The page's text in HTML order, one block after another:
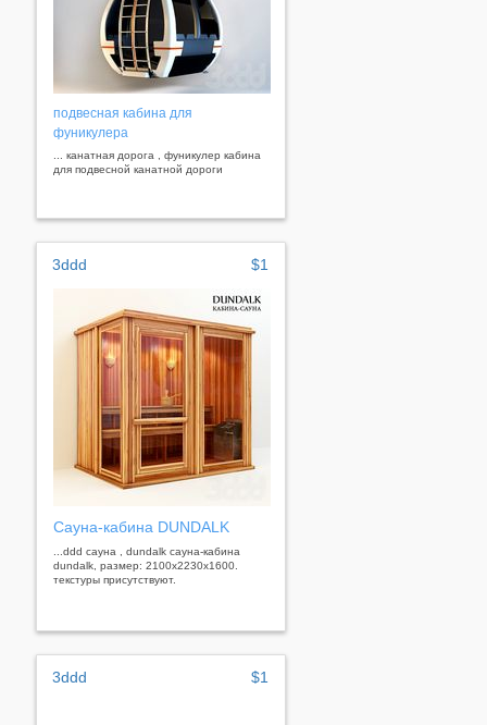
подвесная кабина для
фуникулера
... канатная дорога , фуникулер кабина
для подвесной канатной дороги
3ddd $1
Сауна-кабина DUNDALK
...ddd сауна , dundalk сауна-кабина
dundalk, размер: 2100x2230x1600.
текстуры присутствуют.
3ddd $1